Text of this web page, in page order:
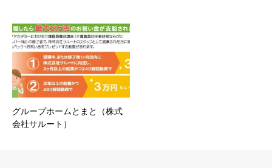
グループホームとまと（株式
会社サルート）